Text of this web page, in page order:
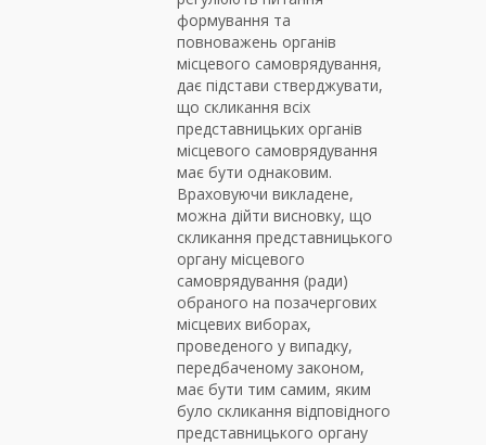
формування та
повноважень органів
місцевого самоврядування,
дає підстави стверджувати,
що скликання всіх
представницьких органів
місцевого самоврядування
має бути однаковим.
Враховуючи викладене,
можна дійти висновку, що
скликання представницького
органу місцевого
самоврядування (ради)
обраного на позачергових
місцевих виборах,
проведеного у випадку,
передбаченому законом,
має бути тим самим, яким
було скликання відповідного
представницького органу